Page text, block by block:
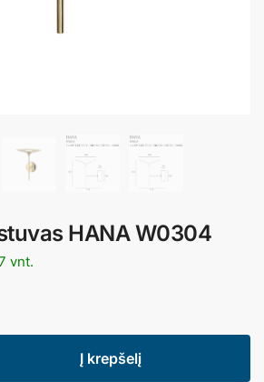
HANA W0304
vnt.
Į krepšelį